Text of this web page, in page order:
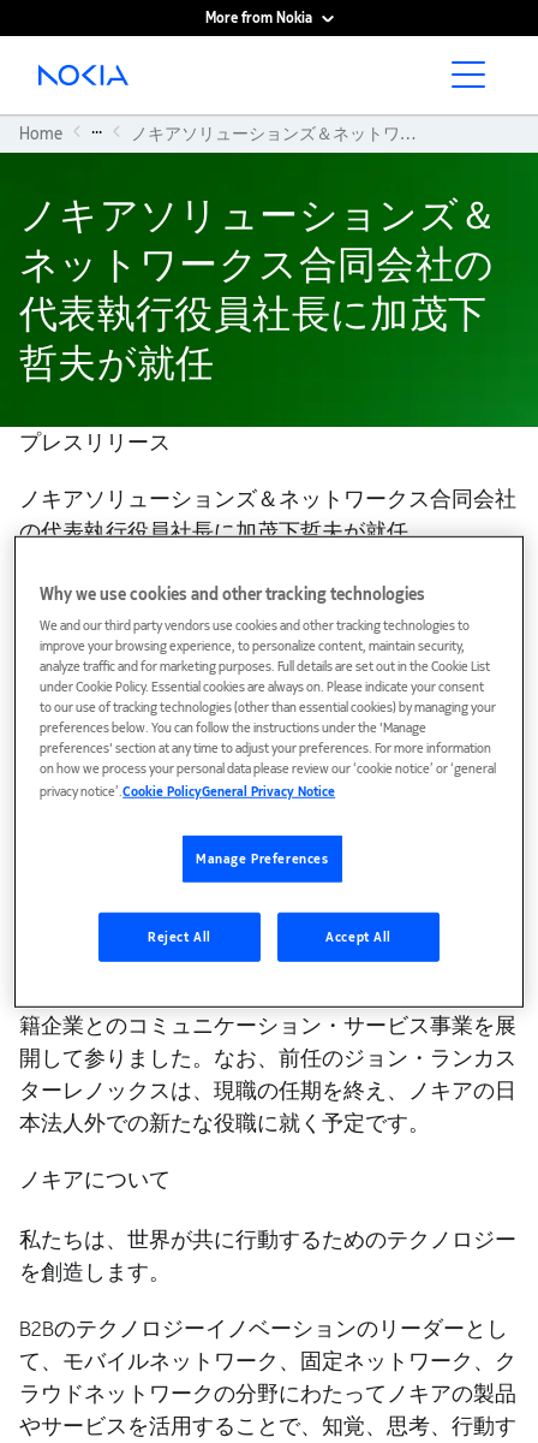
More from Nokia
Main content
Home ... ノキアソリューションズ＆ネットワークス合同会社の代表執行役員社長に加茂下哲夫が就任
ノキアソリューションズ＆
ネットワークス合同会社の
代表執行役員社長に加茂下
哲夫が就任
プレスリリース
ノキアソリューションズ＆ネットワークス合同会社
の代表執行役員社長に加茂下哲夫が就任
2024年1月1日
ノキアソリューションズ＆ネットワークス合同会社
（本社：東京都港区、以下ノキア）は、2024年1月1
日付で、加茂下哲夫（かもした てつお）が代表執
行役員社⻑に就任する人事を発表しました。
加茂下は、30年以上にわたりIT・通信業界において
様々な役職に従事してまいりました。日本IBM、エ
リクソン・ジャパン、モトローラジャパン、ノキア
ルスに関わるリーダーとしての主要な役割を歴任
し、直近ではオレンジビジネスサービスジャパン株
籍企業とのコミュニケーション・サービス事業を展
開して参りました。なお、前任のジョン・ランカス
ターレノックスは、現職の任期を終え、ノキアの日
本法人外での新たな役職に就く予定です。
ノキアについて
私たちは、世界が共に行動するためのテクノロジー
を創造します。
B2Bのテクノロジーイノベーションのリーダーとし
て、モバイルネットワーク、固定ネットワーク、ク
ラウドネットワークの分野にわたってノキアの製品
やサービスを活用することで、知覚、思考、行動す
Why we use cookies and other tracking technologies
We and our third party vendors use cookies and other tracking technologies to
improve your browsing experience, to personalize content, maintain security,
analyze traffic and for marketing purposes. Full details are set out in the Cookie List
under Cookie Policy. Essential cookies are always on. Please indicate your consent
to our use of tracking technologies (other than essential cookies) by managing your
preferences below. You can follow the instructions under the 'Manage
preferences' section at any time to adjust your preferences. For more information
on how we process your personal data please review our ‘cookie notice’ or ‘general
privacy notice’.Cookie PolicyGeneral Privacy Notice
Manage Preferences
Reject All Accept All